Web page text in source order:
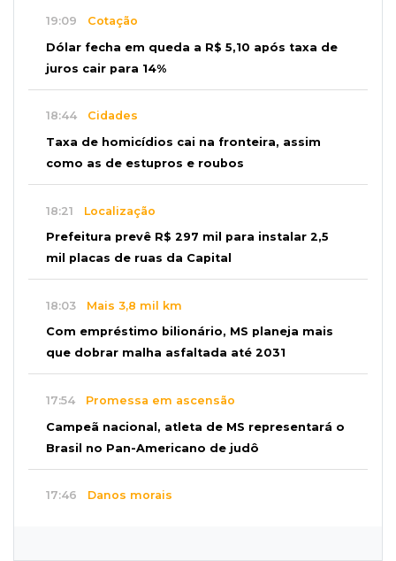
19:09 Cotação
Dólar fecha em queda a R$ 5,10 após taxa de
juros cair para 14%
18:44 Cidades
Taxa de homicídios cai na fronteira, assim
como as de estupros e roubos
18:21 Localização
Prefeitura prevê R$ 297 mil para instalar 2,5
mil placas de ruas da Capital
18:03 Mais 3,8 mil km
Com empréstimo bilionário, MS planeja mais
que dobrar malha asfaltada até 2031
17:54 Promessa em ascensão
Campeã nacional, atleta de MS representará o
Brasil no Pan-Americano de judô
17:46 Danos morais